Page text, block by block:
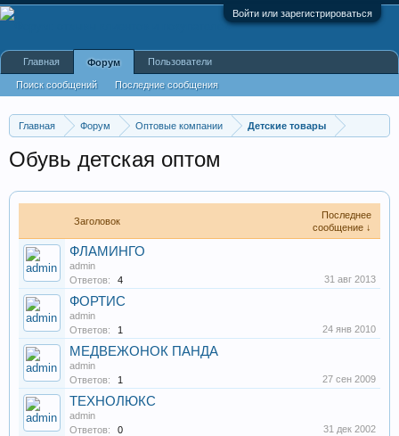
Войти или зарегистрироваться
Главная Форум Оптовые компании Детские товары
Обувь детская оптом
Заголовок
Последнее
сообщение ↓
ФЛАМИНГО
admin
Ответов:
4 31 авг 2013
ФОРТИС
admin
Ответов:
1 24 янв 2010
МЕДВЕЖОНОК ПАНДА
admin
Ответов:
1 27 сен 2009
ТЕХНОЛЮКС
admin
Ответов:
0 31 дек 2002
Главная Форум
Поиск сообщений Последние сообщения
Пользователи